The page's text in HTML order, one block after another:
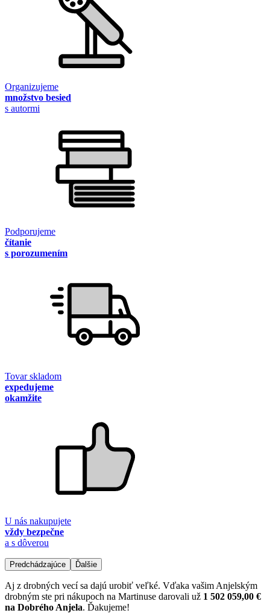
Organizujeme
množstvo besied
s autormi
Podporujeme
čítanie
s porozumením
Tovar skladom
expedujeme
okamžite
U nás nakupujete
vždy bezpečne
a s dôverou
Predchádzajúce Ďalšie
Aj z drobných vecí sa dajú urobiť veľké. Vďaka vašim Anjelským
drobným ste pri nákupoch na Martinuse darovali už 1 502 059,00 €
na Dobrého Anjela. Ďakujeme!